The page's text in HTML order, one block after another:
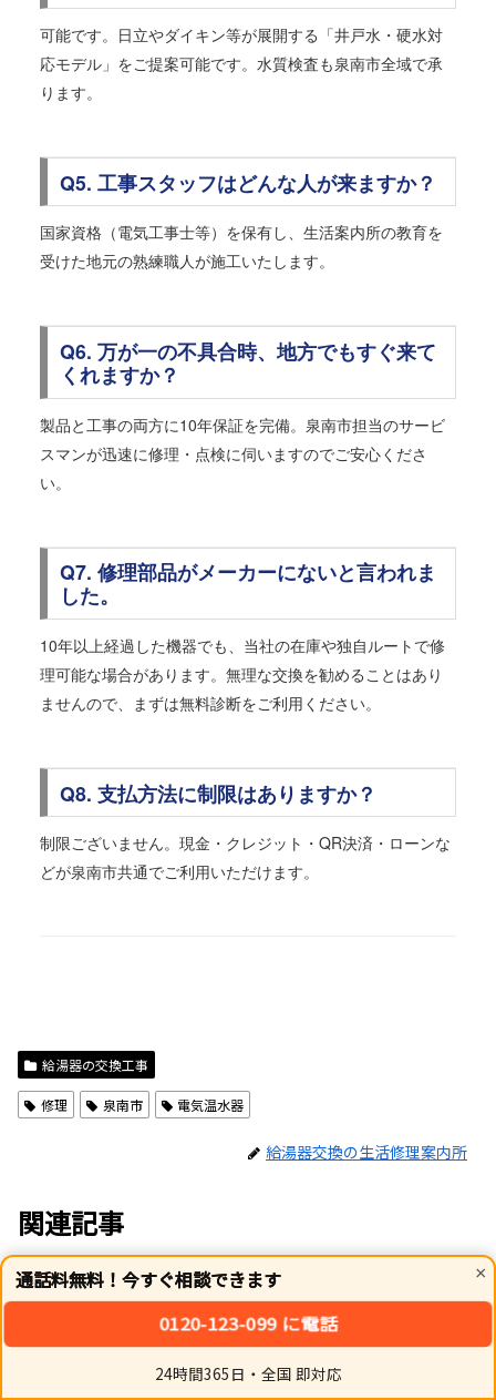
×
通話料無料！今すぐ相談できます
0120-123-099 に電話
24時間365日・全国 即対応
可能です。日立やダイキン等が展開する「井戸水・硬水対
応モデル」をご提案可能です。水質検査も泉南市全域で承
ります。
Q5. 工事スタッフはどんな人が来ますか？
国家資格（電気工事士等）を保有し、生活案内所の教育を
受けた地元の熟練職人が施工いたします。
Q6. 万が一の不具合時、地方でもすぐ来て
くれますか？
製品と工事の両方に10年保証を完備。泉南市担当のサービ
スマンが迅速に修理・点検に伺いますのでご安心くださ
い。
Q7. 修理部品がメーカーにないと言われま
した。
10年以上経過した機器でも、当社の在庫や独自ルートで修
理可能な場合があります。無理な交換を勧めることはあり
ませんので、まずは無料診断をご利用ください。
Q8. 支払方法に制限はありますか？
制限ございません。現金・クレジット・QR決済・ローンな
どが泉南市共通でご利用いただけます。
給湯器の交換工事
修理 泉南市 電気温水器
給湯器交換の生活修理案内所
関連記事
給湯器の交換工事 給湯器の交換工事
シェア トップ